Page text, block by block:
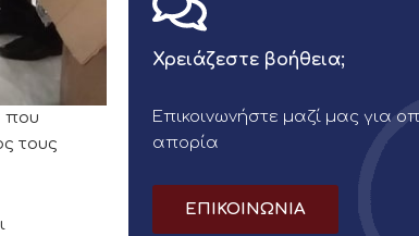
που
τους
Χρειάζεστε βοήθεια;
Επικοινωνήστε μαζί μας για
απορία
ΕΠΙΚΟΙΝΩΝΙΑ